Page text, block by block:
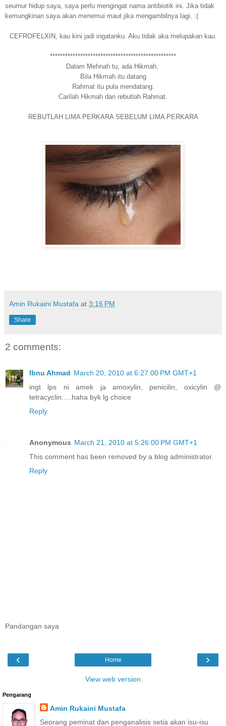
seumur hidup saya, saya perlu mengingat nama antibiotik ini. Jika tidak
kemungkinan saya akan menemui maut jika mengambilnya lagi. :(
CEFROFELXIN, kau kini jadi ingatanku. Aku tidak aka melupakan kau.
**************************************************
Dalam Mehnah tu, ada Hikmah.
Bila Hikmah itu datang
Rahmat itu pula mendatang.
Carilah Hikmah dan rebutlah Rahmat.
REBUTLAH LIMA PERKARA SEBELUM LIMA PERKARA
Amin Rukaini Mustafa at 3:16 PM
Share
2 comments:
Ibnu Ahmad March 20, 2010 at 6:27:00 PM GMT+1
ingt lps ni amek ja amoxylin, penicilin, oxicylin @
tetracyclin.....haha byk lg choice
Reply
Anonymous March 21, 2010 at 5:26:00 PM GMT+1
This comment has been removed by a blog administrator.
Reply
Pandangan saya
‹ ›
Home
View web version
Pengarang
Amin Rukaini Mustafa
Seorang peminat dan penganalisis setia akan isu-isu